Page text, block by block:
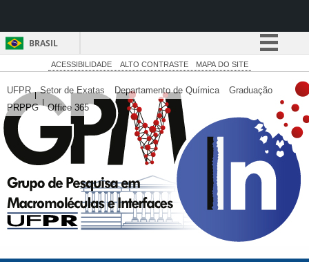
BRASIL
Simplifique!
Comunica BR
Acesso à informação
Legislação
Canais
ACESSIBILIDADE ALTO CONTRASTE MAPA DO SITE
UFPR Setor de Exatas Departamento de Química
Graduação
PRPPG
Office 365